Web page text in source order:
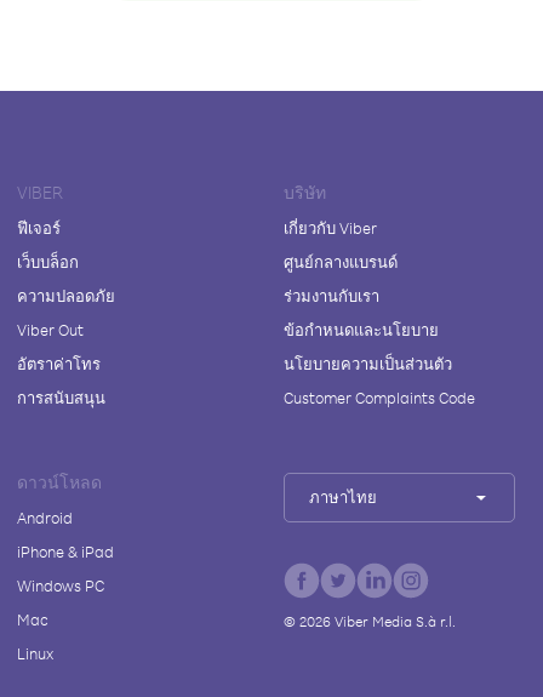
VIBER
ฟีเจอร์
เว็บบล็อก
ความปลอดภัย
Viber Out
อัตราค่าโทร
การสนับสนุน
บริษัท
เกี่ยวกับ Viber
ศูนย์กลางแบรนด์
ร่วมงานกับเรา
ข้อกำหนดและนโยบาย
นโยบายความเป็นส่วนตัว
Customer Complaints Code
ดาวน์โหลด
Android
iPhone & iPad
Windows PC
Mac
Linux
ภาษาไทย
© 2026Viber Media S.à r.l.